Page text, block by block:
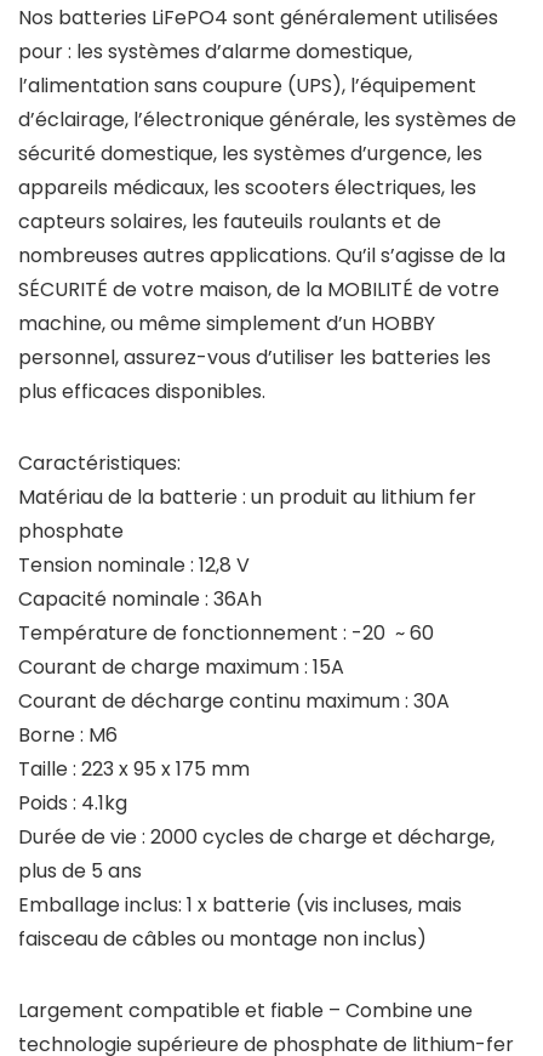
Nos batteries LiFePO4 sont généralement utilisées
pour : les systèmes d’alarme domestique,
l’alimentation sans coupure (UPS), l’équipement
d’éclairage, l’électronique générale, les systèmes de
sécurité domestique, les systèmes d’urgence, les
appareils médicaux, les scooters électriques, les
capteurs solaires, les fauteuils roulants et de
nombreuses autres applications. Qu’il s’agisse de la
SÉCURITÉ de votre maison, de la MOBILITÉ de votre
machine, ou même simplement d’un HOBBY
personnel, assurez-vous d’utiliser les batteries les
plus efficaces disponibles.
Caractéristiques:
Matériau de la batterie : un produit au lithium fer
phosphate
Tension nominale : 12,8 V
Capacité nominale : 36Ah
Température de fonctionnement : -20 ~ 60
Courant de charge maximum : 15A
Courant de décharge continu maximum : 30A
Borne : M6
Taille : 223 x 95 x 175 mm
Poids : 4.1kg
Durée de vie : 2000 cycles de charge et décharge,
plus de 5 ans
Emballage inclus: 1 x batterie (vis incluses, mais
faisceau de câbles ou montage non inclus)
Largement compatible et fiable – Combine une
technologie supérieure de phosphate de lithium-fer